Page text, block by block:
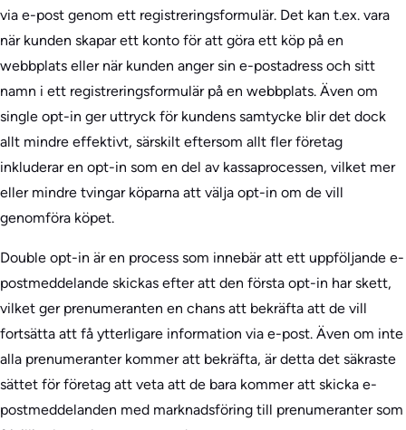
via e-post genom ett registreringsformulär. Det kan t.ex. vara
när kunden skapar ett konto för att göra ett köp på en
webbplats eller när kunden anger sin e-postadress och sitt
namn i ett registreringsformulär på en webbplats. Även om
single opt-in ger uttryck för kundens samtycke blir det dock
allt mindre effektivt, särskilt eftersom allt fler företag
inkluderar en opt-in som en del av kassaprocessen, vilket mer
eller mindre tvingar köparna att välja opt-in om de vill
genomföra köpet.
Double opt-in är en process som innebär att ett uppföljande e-
postmeddelande skickas efter att den första opt-in har skett,
vilket ger prenumeranten en chans att bekräfta att de vill
fortsätta att få ytterligare information via e-post. Även om inte
alla prenumeranter kommer att bekräfta, är detta det säkraste
sättet för företag att veta att de bara kommer att skicka e-
postmeddelanden med marknadsföring till prenumeranter som